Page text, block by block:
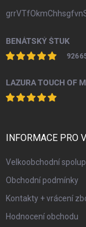
BENÁTSKÝ ŠTUK
INFORMACE PRO
Velkoobchodní
Obchodní podmínky
Kontakty + vrácení
Hodnocení obchodu